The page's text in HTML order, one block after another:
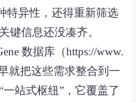
特异性，还得重新筛选
信息还没凑齐。
数据库（https://www.
就把这些需求整合到一
站式枢纽”，它覆盖了